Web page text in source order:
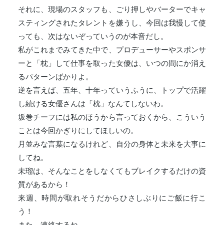
それに、現場のスタッフも、ごり押しやバーターでキャ
スティングされたタレントを嫌うし、今回は我慢して使
っても、次はないぞっていうのが本音だし。
私がこれまでみてきた中で、プロデューサーやスポンサ
ーと「枕」して仕事を取った女優は、いつの間にか消え
るパターンばかりよ。
逆を言えば、五年、十年っていうふうに、トップで活躍
し続ける女優さんは「枕」なんてしないわ。
坂巻チーフには私のほうから言っておくから、こういう
ことは今回かぎりにしてほしいの。
月並みな言葉になるけれど、自分の身体と未来を大事に
してね。
未瑠は、そんなことをしなくてもブレイクするだけの資
質があるから！
来週、時間が取れそうだからひさしぶりにご飯に行こ
う！